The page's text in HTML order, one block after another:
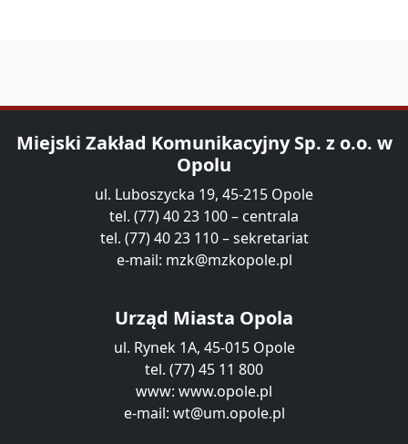
Miejski Zakład Komunikacyjny Sp. z o.o. w
Opolu
ul. Luboszycka 19, 45-215 Opole
tel. (77) 40 23 100 – centrala
tel. (77) 40 23 110 – sekretariat
e-mail: mzk@mzkopole.pl
Urząd Miasta Opola
ul. Rynek 1A, 45-015 Opole
tel. (77) 45 11 800
www: www.opole.pl
e-mail: wt@um.opole.pl